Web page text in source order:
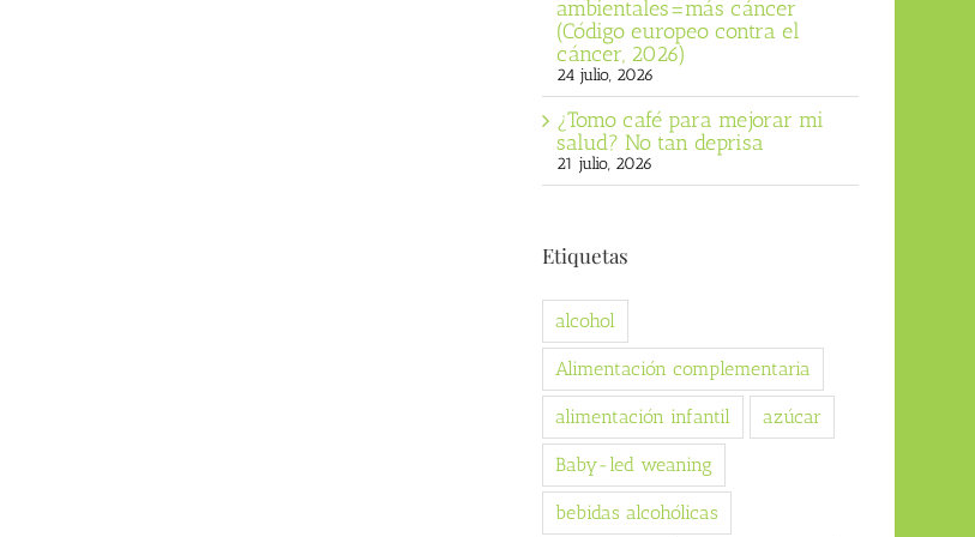
ambientales=más cáncer
(Código europeo contra el
cáncer, 2026)
24 julio, 2026
¿Tomo café para mejorar mi
salud? No tan deprisa
21 julio, 2026
Etiquetas
alcohol
Alimentación complementaria
alimentación infantil azúcar
Baby-led weaning
bebidas alcohólicas